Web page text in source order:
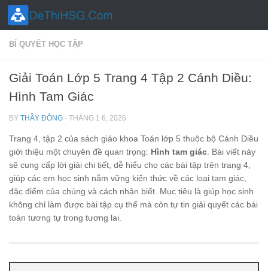
Skip to content
BÍ QUYẾT HỌC TẬP
Giải Toán Lớp 5 Trang 4 Tập 2 Cánh Diều:
Hình Tam Giác
BY THẦY ĐÔNG · THÁNG 1 6, 2026
Trang 4, tập 2 của sách giáo khoa Toán lớp 5 thuộc bộ Cánh Diều
giới thiệu một chuyên đề quan trọng: Hình tam giác. Bài viết này
sẽ cung cấp lời giải chi tiết, dễ hiểu cho các bài tập trên trang 4,
giúp các em học sinh nắm vững kiến thức về các loại tam giác,
đặc điểm của chúng và cách nhận biết. Mục tiêu là giúp học sinh
không chỉ làm được bài tập cụ thể mà còn tự tin giải quyết các bài
toán tương tự trong tương lai.